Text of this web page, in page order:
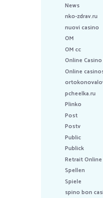
News
nko-zdrav.ru
nuovi casino
OM
OM cc
Online
Online
pcheelka.ru
Plinko
Post
Postv
Public
Publick
Retrait Online
Spellen
Spiele
spino bon